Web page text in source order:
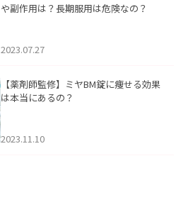
や副作用は？長期服用は危険なの？
2023.07.27
【薬剤師監修】ミヤBM錠に痩せる効果
は本当にあるの？
2023.11.10